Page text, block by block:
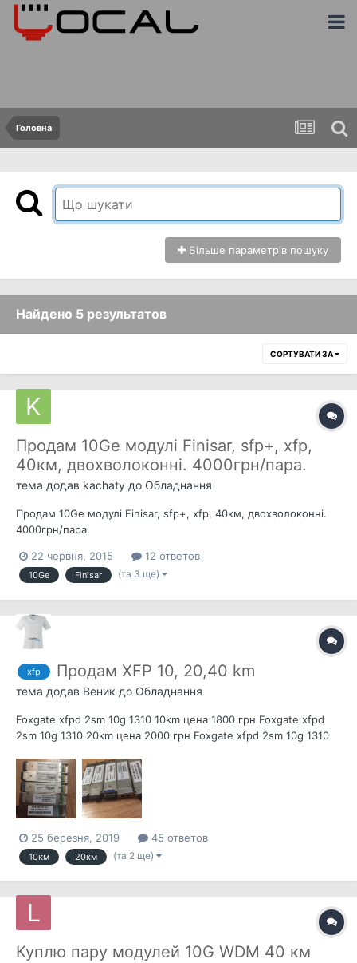
Головна
Більше параметрів пошуку
Найдено 5 результатов
СОРТУВАТИ ЗА
Продам 10Ge модулі Finisar, sfp+, xfp,
40км, двохволоконні. 4000грн/пара.
тема додав kachaty до Обладнання
Продам 10Ge модулі Finisar, sfp+, xfp, 40км, двохволоконні.
4000грн/пара.
22 червня, 2015 12 ответов
10Ge Finisar (та 3 ще)
xfp Продам XFP 10, 20,40 km
тема додав Веник до Обладнання
Foxgate xfpd 2sm 10g 1310 10km цена 1800 грн Foxgate xfpd
2sm 10g 1310 20km цена 2000 грн Foxgate xfpd 2sm 10g 1310
8000 грн Xfpd 1sm 10g 20lc TX1330 20km цена 2500 грн
25 березня, 2019 45 ответов
10км 20км (та 2 ще)
Куплю пару модулей 10G WDM 40 км